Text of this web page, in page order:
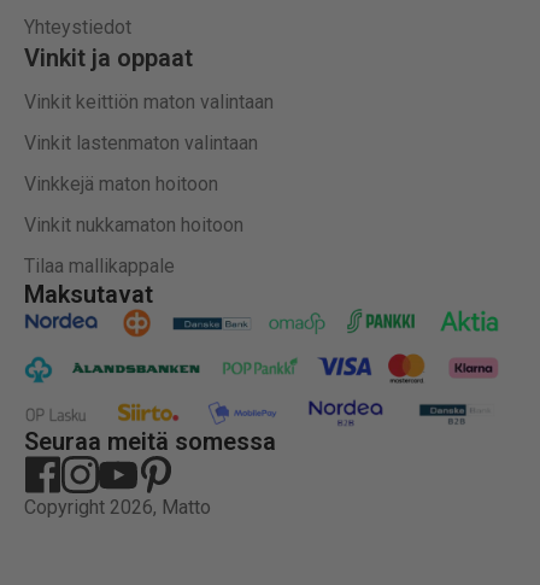
Maksutavat
Seuraa meitä somessa
Copyright 2026, Matto
Yhteystiedot
Vinkit ja oppaat
Vinkit keittiön maton valintaan
Vinkit lastenmaton valintaan
Vinkkejä maton hoitoon
Vinkit nukkamaton hoitoon
Tilaa mallikappale